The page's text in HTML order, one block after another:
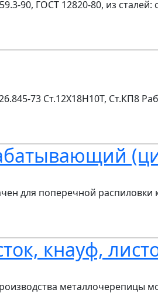
90, ГОСТ 12820-80, из сталей:
73 Ст.12Х18Н10Т, Ст.КП8
для поперечной распиловки
кнауф,
металлочерепицы